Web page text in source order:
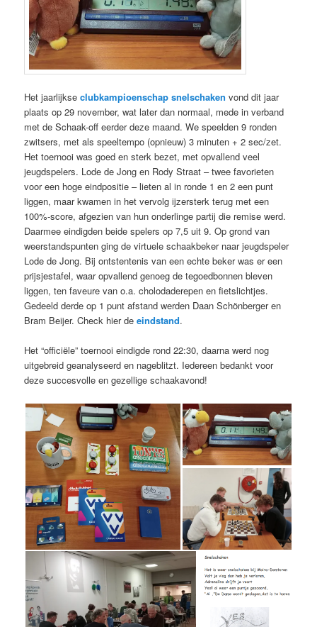
Het jaarlijkseclubkampioenschap snelschaken vond dit jaar
plaats op 29 november, wat later dan normaal, mede in verband
met de Schaak-off eerder deze maand. We speelden 9 ronden
zwitsers, met als speeltempo (opnieuw) 3 minuten + 2 sec/zet.
Het toernooi was goed en sterk bezet, met opvallend veel
jeugdspelers. Lode de Jong en Rody Straat – twee favorieten
voor een hoge eindpositie – lieten al in ronde 1 en 2 een punt
liggen, maar kwamen in het vervolg ijzersterk terug met een
100%-score, afgezien van hun onderlinge partij die remise werd.
Daarmee eindigden beide spelers op 7,5 uit 9. Op grond van
weerstandspunten ging de virtuele schaakbeker naar jeugdspeler
Lode de Jong. Bij ontstentenis van een echte beker was er een
prijsjestafel, waar opvallend genoeg de tegoedbonnen bleven
liggen, ten faveure van o.a. cholodaderepen en fietslichtjes.
Gedeeld derde op 1 punt afstand werden Daan Schönberger en
Bram Beijer. Check hier deeindstand.
Het “officiële” toernooi eindigde rond 22:30, daarna werd nog
uitgebreid geanalyseerd en nageblitzt. Iedereen bedankt voor
deze succesvolle en gezellige schaakavond!